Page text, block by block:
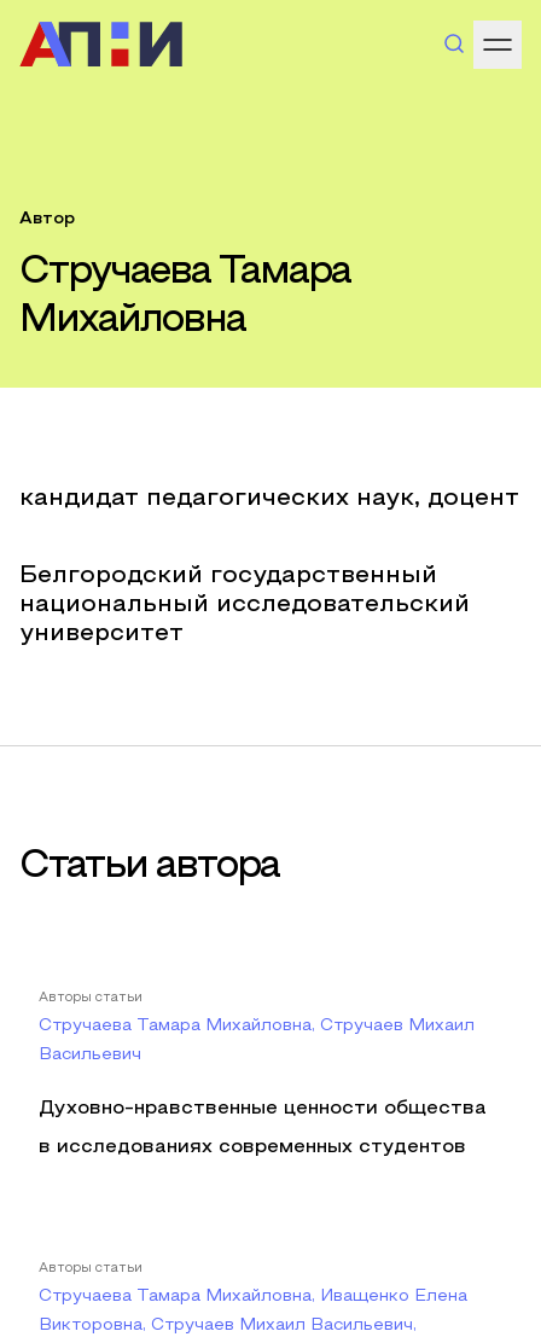
Автор
Стручаева Тамара
Михайловна
кандидат педагогических наук, доцент
Белгородский государственный
национальный исследовательский
университет
Статьи автора
Авторы статьи
Стручаева Тамара Михайловна, Стручаев Михаил
Васильевич
Духовно-нравственные ценности общества
в исследованиях современных студентов
Авторы статьи
Стручаева Тамара Михайловна, Иващенко Елена
Викторовна, Стручаев Михаил Васильевич,